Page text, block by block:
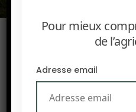
composition d’une
fonctions qu’elles
environnement :
concentration en CO2
Pour parvenir à ces
Pour mieux
de
Adresse email